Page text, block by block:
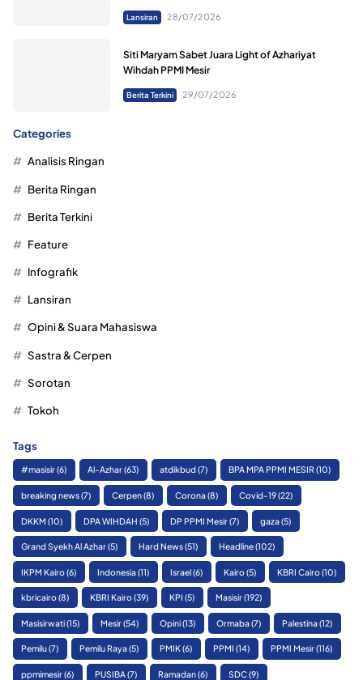
Lansiran 28/07/2026
Siti Maryam Sabet Juara Light of Azhariyat
Wihdah PPMI Mesir
Berita Terkini 29/07/2026
Categories
Analisis Ringan
Berita Ringan
Berita Terkini
Feature
Infografik
Lansiran
Opini & Suara Mahasiswa
Sastra & Cerpen
Sorotan
Tokoh
Tags
#masisir(6) Al-Azhar(63) atdikbud(7) BPA MPA PPMI MESIR(10)
breaking news(7) Cerpen(8) Corona(8) Covid-19(22)
DKKM (10) DPA WIHDAH (5) DP PPMI Mesir(7) gaza(5)
Grand Syekh Al Azhar(5) Hard News(51) Headline(102)
IKPM Kairo(6) Indonesia(11) Israel(6) Kairo(5) KBRI Cairo(10)
kbricairo(8) KBRI Kairo(39) KPI (5) Masisir(192)
Masisirwati(15) Mesir(54) Opini(13) Ormaba(7) Palestina(12)
Pemilu(7) Pemilu Raya(5) PMIK(6) PPMI (14) PPMI Mesir(116)
ppmimesir(6) PUSIBA(7) Ramadan(6) SDC(9)